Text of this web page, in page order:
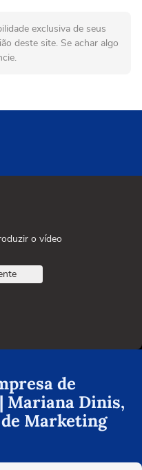
exclusiva de seus
deste site. Se achar algo
o vídeo
de
Mariana Dinis,
Marketing